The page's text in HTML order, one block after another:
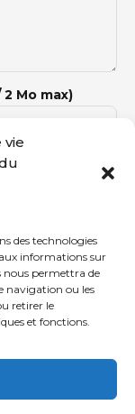
vie
des technologies
informations sur
nous permettra de
navigation ou les
retirer le
et fonctions.
Mo max)
et en santé
)